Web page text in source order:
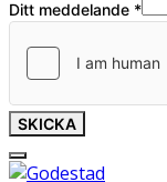
Ditt meddelande *
SKICKA